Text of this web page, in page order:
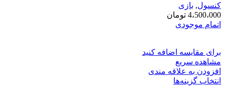
کنسول, بازی
4،500،000 تومان
اتمام موجودی
برای مقایسه اضافه کنید
مشاهده سریع
افزودن به علاقه مندی
انتخاب گزینه‌ها